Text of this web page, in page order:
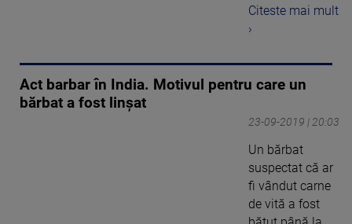
Citeste mai mult
›
Act barbar în India. Motivul pentru care un
bărbat a fost linșat
23-09-2019 | 20:03
Un bărbat
suspectat că ar
fi vândut carne
de vită a fost